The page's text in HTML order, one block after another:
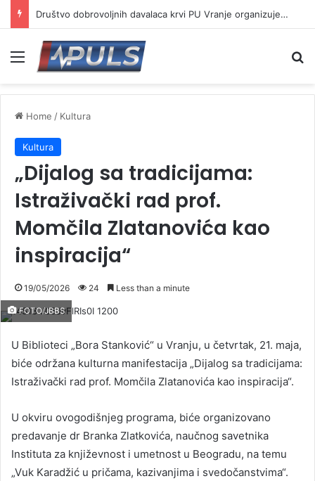
Društvo dobrovoljnih davalaca krvi PU Vranje organizuje akciju na Besnoj kobili
Menu
Home / Kultura
Kultura
„Dijalog sa tradicijama:
Istraživački rad prof.
Momčila Zlatanovića kao
inspiracija“
19/05/2026 24 Less than a minute
FOTO/JBBS
U Biblioteci „Bora Stanković“ u Vranju, u četvrtak, 21. maja,
biće održana kulturna manifestacija „Dijalog sa tradicijama:
Istraživački rad prof. Momčila Zlatanovića kao inspiracija“.
U okviru ovogodišnjeg programa, biće organizovano
predavanje dr Branka Zlatkovića, naučnog savetnika
Instituta za književnost i umetnost u Beogradu, na temu
„Vuk Karadžić u pričama, kazivanjima i svedočanstvima“.